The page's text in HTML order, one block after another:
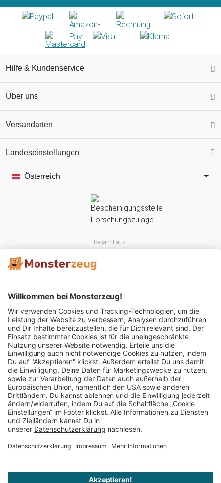
Hilfe & Kundenservice
Über uns
Versandarten
Landeseinstellungen
Österreich
Bekannt aus:
Mitglied im:
Impressum AGB Widerrufsbelehrung
Vertrag widerrufen